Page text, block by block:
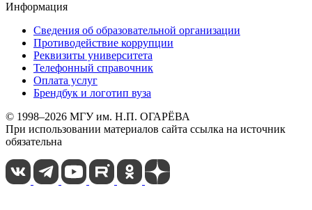
Информация
Сведения об образовательной организации
Противодействие коррупции
Реквизиты университета
Телефонный справочник
Оплата услуг
Брендбук и логотип вуза
© 1998–2026 МГУ им. Н.П. ОГАРЁВА
При использовании материалов сайта ссылка на источник
обязательна